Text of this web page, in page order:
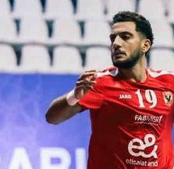
دوري أبطال أوروبا
القسم الثاني
رياضات أخرى
ركن الألعاب